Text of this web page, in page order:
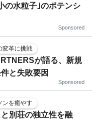
の水粒子｣のポテンシ
Sponsored
変革に挑戦
が語る、新規
と失敗要因
Sponsored
ンを癒やす
別荘の独立性を融